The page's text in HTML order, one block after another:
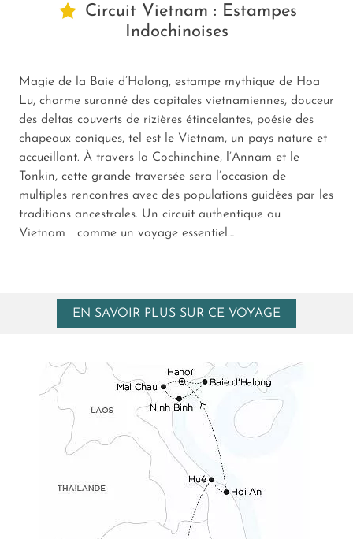
Circuit Vietnam : Estampes
Indochinoises
Magie de la Baie d’Halong, estampe mythique de Hoa
Lu, charme suranné des capitales vietnamiennes, douceur
des deltas couverts de rizières étincelantes, poésie des
chapeaux coniques, tel est le Vietnam, un pays nature et
accueillant. À travers la Cochinchine, l’Annam et le
Tonkin, cette grande traversée sera l’occasion de
multiples rencontres avec des populations guidées par les
traditions ancestrales. Un circuit authentique au
Vietnam comme un voyage essentiel…
EN SAVOIR PLUS SUR CE VOYAGE